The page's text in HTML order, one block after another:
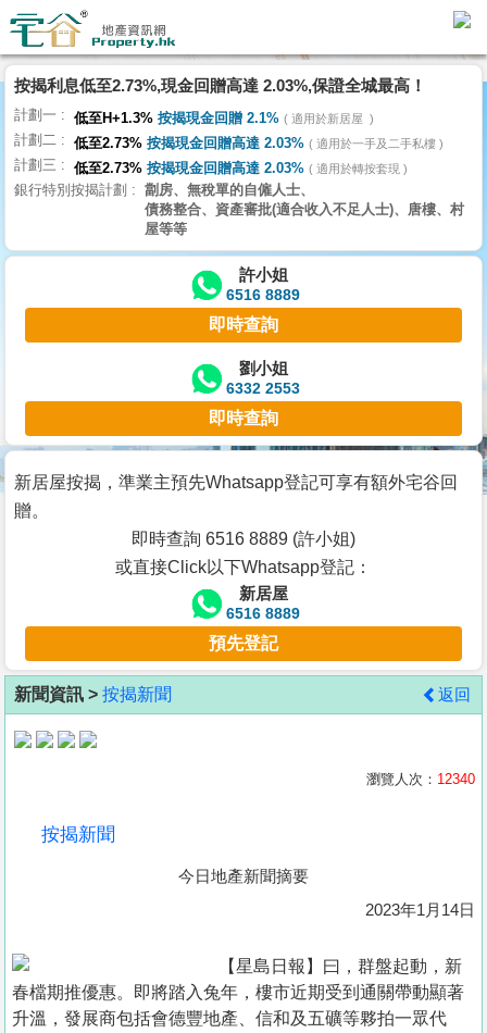
理
主
頁
搵
樓/
交
業
主
宅
谷
按
客
地
產
置
業
按揭利息低至2.73%,現金回贈高達 2.03%,保證全城最高！
計劃一 低至H+1.3% 按揭現金回贈 2.1% 適用於新居屋
計劃二 低至2.73% 按揭現金回贈高達 2.03% 適用於一手及二手私樓
計劃三 低至2.73% 按揭現金回贈高達 2.03% 適用於轉按套現
銀行特別按揭計劃
劏房、無稅單的自僱人士、
債務整合、資產審批(適合收入不足人士)、唐樓、村
屋等等
許小姐
6516 8889
即時查詢
劉小姐
6332 2553
即時查詢
新居屋按揭，準業主預先Whatsapp登記可享有額外宅谷回
贈。
即時查詢 6516 8889 (許小姐)
或直接Click以下Whatsapp登記：
新居屋
6516 8889
預先登記
新聞資訊 > 按揭新聞 返回
瀏覽人次： 12340
按揭新聞
今日地產新聞摘要
2023年1月14日
【星島日報】曰，群盤起動，新
春檔期推優惠。即將踏入兔年，樓市近期受到通關帶動顯著
升溫，發展商包括會德豐地產、信和及五礦等夥拍一眾代